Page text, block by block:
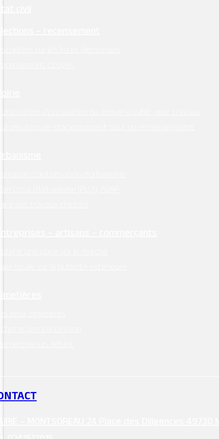
civil
– recensement
sur les listes électorales
citoyen
d’occupation du domaine public pour travaux
de stationnement pour un déménagement
d’autorisation d’urbanisme
Local d’Urbanisme (PLUI), AVAP
des travaux chez soi
– artisans – commerçants
une place sur le marché
locale sur la publicité extérieure
deux cimetières
une concession
un défunt
– MONTSOREAU 24 Place des Diligences